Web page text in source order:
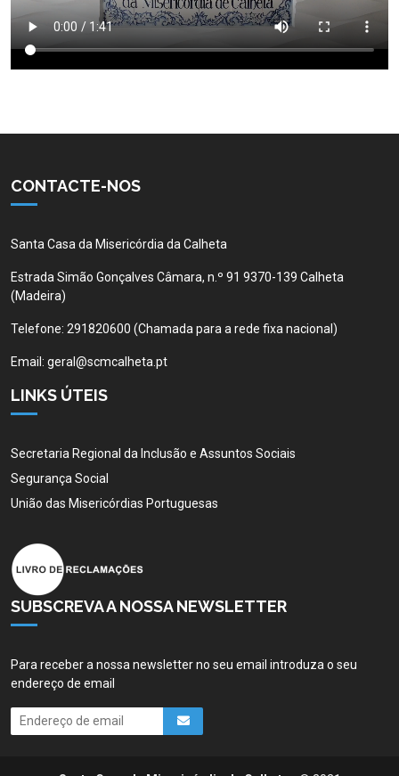
CONTACTE-NOS
Santa Casa da Misericórdia da Calheta
Estrada Simão Gonçalves Câmara, n.º 91 9370-139 Calheta
(Madeira)
Telefone: 291820600 (Chamada para a rede fixa nacional)
Email: geral@scmcalheta.pt
LINKS ÚTEIS
Secretaria Regional da Inclusão e Assuntos Sociais
Segurança Social
União das Misericórdias Portuguesas
SUBSCREVA A NOSSA NEWSLETTER
Para receber a nossa newsletter no seu email introduza o seu
endereço de email